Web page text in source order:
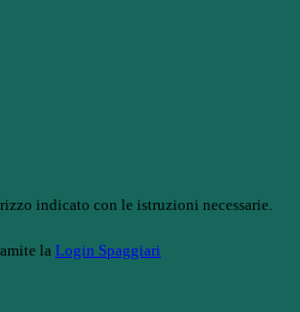
indicato con le istruzioni necessarie.
la Login Spaggiari